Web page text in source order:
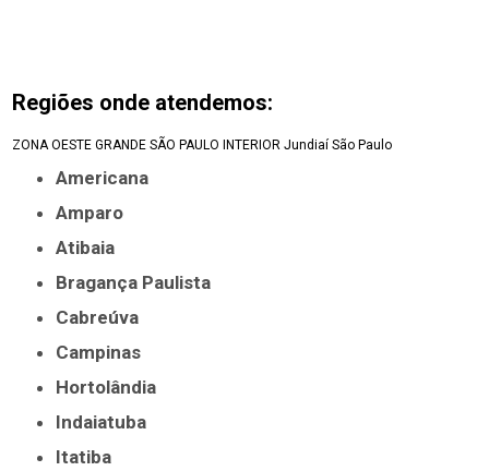
Regiões onde atendemos:
ZONA OESTE GRANDE SÃO PAULO INTERIOR Jundiaí São Paulo
Americana
Amparo
Atibaia
Bragança Paulista
Cabreúva
Campinas
Hortolândia
Indaiatuba
Itatiba